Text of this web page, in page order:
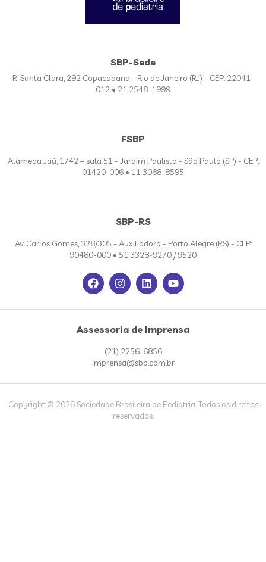
SBP-Sede
R. Santa Clara, 292 Copacabana - Rio de Janeiro (RJ) - CEP: 22041-
012 • 21 2548-1999
FSBP
Alameda Jaú, 1742 – sala 51 - Jardim Paulista - São Paulo (SP) - CEP:
01420-006 • 11 3068-8595
SBP-RS
Av. Carlos Gomes, 328/305 - Auxiliadora - Porto Alegre (RS) - CEP:
90480-000 • 51 3328-9270 / 9520
Assessoria de Imprensa
(21) 2256-6856
imprensa@sbp.com.br
Copyright © 2026 Sociedade Brasileira de Pediatria. Todos os direitos
reservados.